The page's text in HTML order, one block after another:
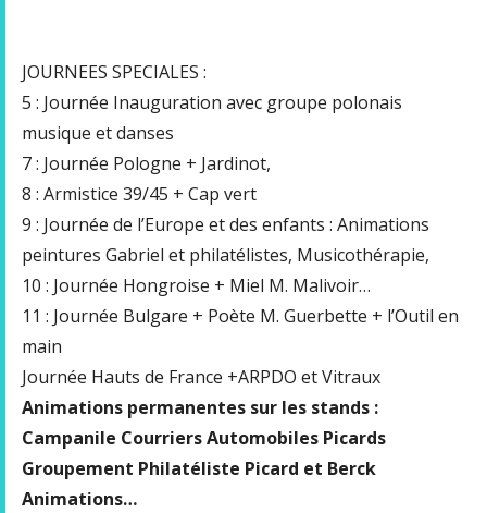
JOURNEES SPECIALES :
5 : Journée Inauguration avec groupe polonais
musique et danses
7 : Journée Pologne + Jardinot,
8 : Armistice 39/45 + Cap vert
9 : Journée de l’Europe et des enfants : Animations
peintures Gabriel et philatélistes, Musicothérapie,
10 : Journée Hongroise + Miel M. Malivoir…
11 : Journée Bulgare + Poète M. Guerbette + l’Outil en
main
Journée Hauts de France +ARPDO et Vitraux
Animations permanentes sur les stands :
Campanile Courriers Automobiles Picards
Groupement Philatéliste Picard et Berck
Animations…